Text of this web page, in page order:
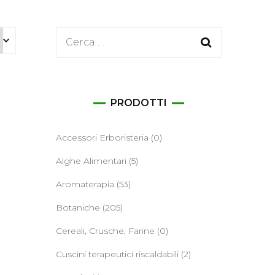
Ricerca
PRODOTTI
Accessori Erboristeria (0)
Alghe Alimentari (5)
Aromaterapia (53)
Botaniche (205)
Cereali, Crusche, Farine (0)
Cuscini terapeutici riscaldabili (2)